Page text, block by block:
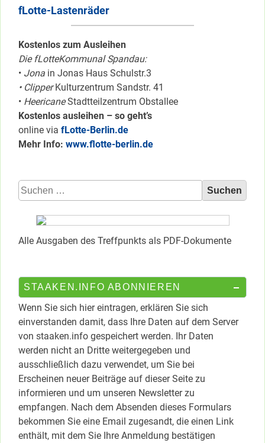
fLotte-Lastenräder
Kostenlos zum Ausleihen
Die fLotteKommunal Spandau:
• Jona in Jonas Haus Schulstr.3
• ClipperKulturzentrum Sandstr. 41
• HeericaneStadtteilzentrum Obstallee
Kostenlos ausleihen – so geht’s
online via fLotte-Berlin.de
Mehr Info: www.flotte-berlin.de
Suchen
nach:
Alle Ausgaben des Treffpunkts als PDF-Dokumente
STAAKEN.INFO ABONNIEREN
Wenn Sie sich hier eintragen, erklären Sie sich
einverstanden damit, dass Ihre Daten auf dem Server
von staaken.info gespeichert werden. Ihr Daten
werden nicht an Dritte weitergegeben und
ausschließlich dazu verwendet, um Sie bei
Erscheinen neuer Beiträge auf dieser Seite zu
informieren und um unseren Newsletter zu
empfangen. Nach dem Absenden dieses Formulars
bekommen Sie eine Email zugesandt, die einen Link
enthält, mit dem Sie Ihre Anmeldung bestätigen